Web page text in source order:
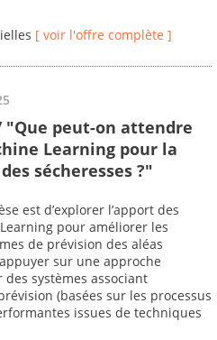
[ voir l'offre complète ]
"Que peut-on attendre
Learning pour la
sécheresses ?"
est d’explorer l’apport des
pour améliorer les
de prévision des aléas
sur une approche
des systèmes associant
(basées sur les processus
issues de techniques